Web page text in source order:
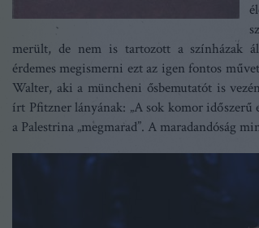
merült, de nem is tartozott a színházak
érdemes megismerni ezt az igen fontos
Walter, aki a müncheni ősbemutatót is
írt Pfitzner lányának: „A sok komor időszerű
a Palestrina „megmarad”. A maradandóság